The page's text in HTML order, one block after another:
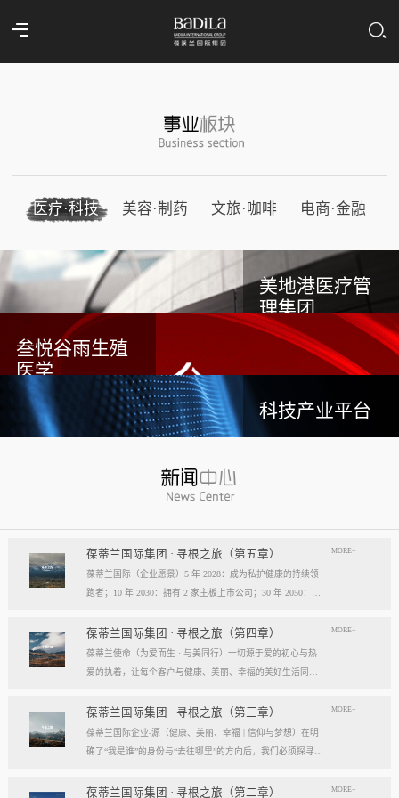
医疗·科技 美容·制药 文旅·咖啡 电商·金融
美地港医疗管
理集团
叁悦谷雨生殖
医学
科技产业平台
葆蒂兰国际集团 · 寻根之旅（第五章）
葆蒂兰国际（企业愿景）5 年 2028：成为私护健康的持续领
跑者；10 年 2030：拥有 2 家主板上市公司；30 年 2050：成
葆蒂兰国际立志成为健康产业中一个响亮的中国品牌。我们
以“为爱而生，与美同行”为使命，绘制出一幅清晰而雄心勃
勃的发展蓝图，旨在以坚实的步伐，从专业的深度走向事业
028 | 5年愿景）成为“私护健康领域的持续领跑者”· 定位： 我
MORE+
葆蒂兰国际集团 · 寻根之旅（第四章）
葆蒂兰使命（为爱而生 · 与美同行）一切源于爱的初心与热
爱的执着，让每个客户与健康、美丽、幸福的美好生活同
双翼“爱的初心”与“热爱的执着”，共同构成了葆蒂兰的精神内
核与力量源泉，二者如同呼吸，一呼一吸，生生不息。爱的
初心，是我们的根脉与方向。它是最初那份纯粹的善意、利
MORE+
葆蒂兰国际集团 · 寻根之旅（第三章）
葆蒂兰国际企业-源（健康、美丽、幸福 | 信仰与梦想）在明
确了“我是谁”的身份与“去往哪里”的方向后，我们必须探寻滋
格局与能量。它，就是葆蒂兰的“源”——我们一切思想与行
MORE+
葆蒂兰国际集团 · 寻根之旅（第二章） MORE+